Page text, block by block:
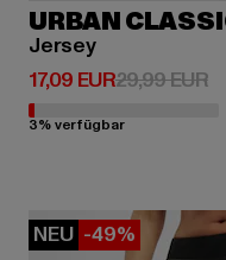
URBAN
Jersey
17,09 EUR
Derzeitiger Preis: 17,09
29,99 EUR
3% verfügbar
NEU -49%